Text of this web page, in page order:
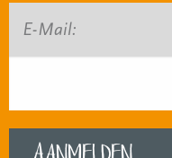
E-Mail: